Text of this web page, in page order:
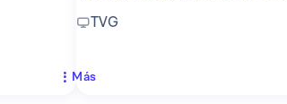
TVG
Más